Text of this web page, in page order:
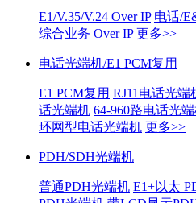
E1/V.35/V.24 Over IP 电话/
综合业务 Over IP 更多>>
电话光端机/E1 PCM复用
E1 PCM复用 RJ11电话光端
话光端机 64-960路电话光
环网型电话光端机 更多>>
PDH/SDH光端机
普通PDH光端机 E1+以太